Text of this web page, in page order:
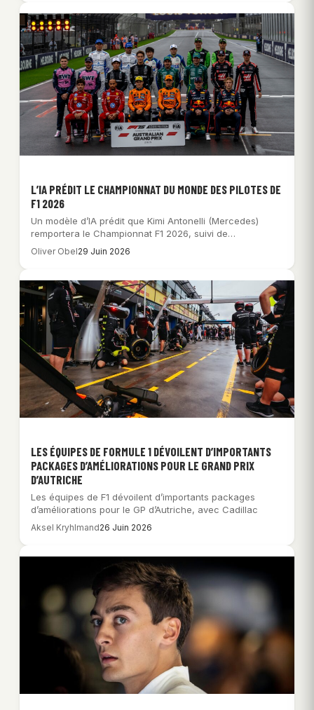
L’IA PRÉDIT LE CHAMPIONNAT DU MONDE DES PILOTES DE
F1 2026
Un modèle d’IA prédit que Kimi Antonelli (Mercedes)
remportera le Championnat F1 2026, suivi de…
Oliver Obel29 Juin 2026
LES ÉQUIPES DE FORMULE 1 DÉVOILENT D’IMPORTANTS
PACKAGES D’AMÉLIORATIONS POUR LE GRAND PRIX
D’AUTRICHE
Les équipes de F1 dévoilent d’importants packages
d’améliorations pour le GP d’Autriche, avec Cadillac
Aksel Kryhlmand26 Juin 2026